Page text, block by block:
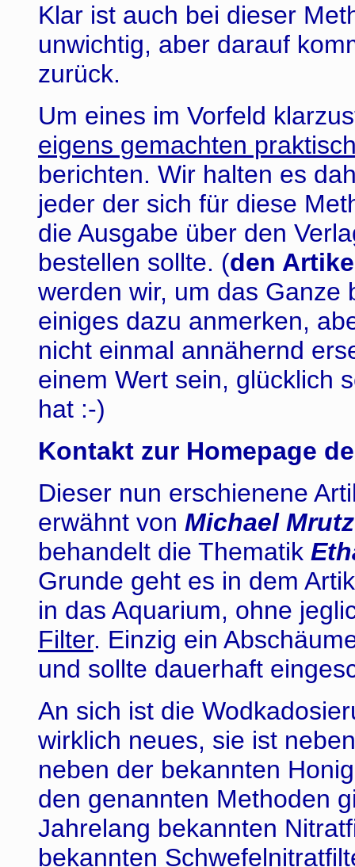
Klar ist auch bei dieser
unwichtig, aber darauf
zurück.
Um eines im Vorfeld
eigens gemachten
berichten. Wir halten es
jeder der sich für diese
die Ausgabe über den
bestellen sollte. (den
werden wir, um das Ganze
einiges dazu anmerken,
nicht einmal annähernd
einem Wert sein, glücklich
hat :-)
Kontakt zur Homepage
Dieser nun erschienene
erwähnt von Michael
behandelt die Thematik
Grunde geht es in dem
in das Aquarium, ohne
Filter. Einzig ein
und sollte dauerhaft
An sich ist die
wirklich neues, sie ist
neben der bekannten
den genannten Methoden
Jahrelang bekannten
bekannten